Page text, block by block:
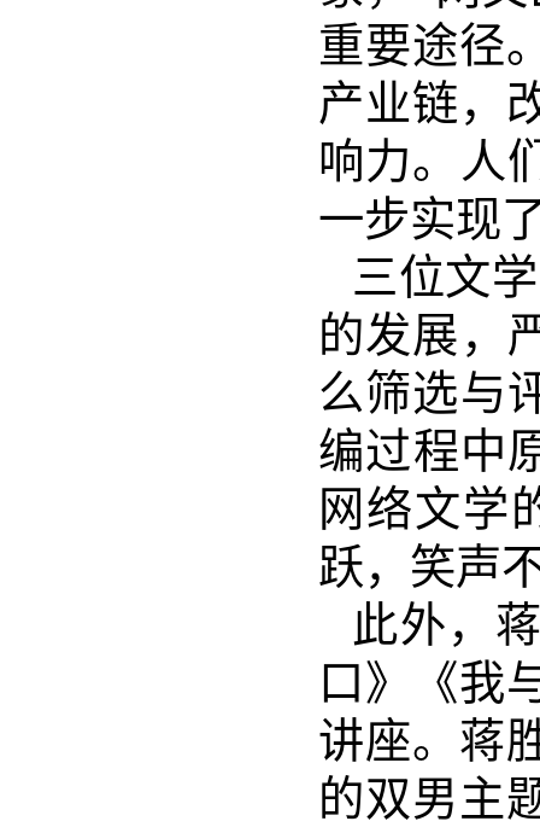
重要途径
产业链，
响力。人
一步实现
三位文
的发展，
么筛选与
编过程中
网络文学
跃，笑声
此外，
口》《我
讲座。蒋
的双男主